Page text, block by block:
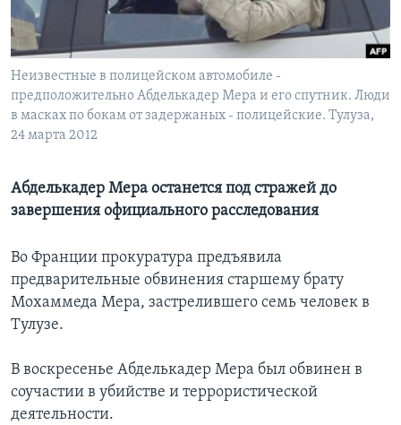
Learning English
СОЦИАЛЬНЫЕ СЕТИ
Неизвестные в полицейском автомобиле -
предположительно Абделькадер Мера и его спутник. Люди
в масках по бокам от задержаных - полицейские. Тулуза,
24 марта 2012
Абделькадер Мера останется под стражей до
завершения официального расследования
Во Франции прокуратура предъявила
предварительные обвинения старшему брату
Мохаммеда Мера, застрелившего семь человек в
Тулузе.
В воскресенье Абделькадер Мера был обвинен в
соучастии в убийстве и террористической
деятельности.